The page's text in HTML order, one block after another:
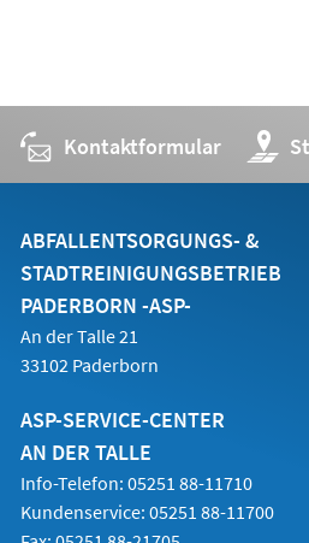
Kontaktformular
in
einem
Tab)
ABFALLENTSORGUNGS- &
STADTREINIGUNGSBETRIEB
PADERBORN -ASP-
An der Talle 21
33102 Paderborn
ASP-SERVICE-CENTER
AN DER TALLE
Info-Telefon: 05251 88-11710
Kundenservice: 05251 88-11700